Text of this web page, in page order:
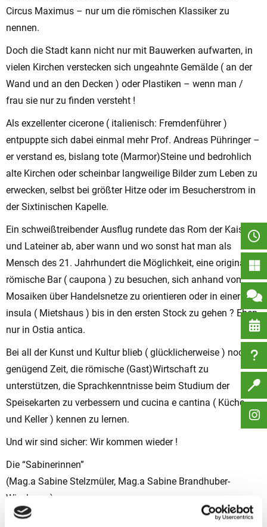
Circus Maximus – nur um die römischen Klassiker zu
nennen.
Doch die Stadt kann nicht nur mit Bauwerken aufwarten, in
vielen Kirchen verstecken sich ungeahnte Gemälde ( an der
Wand und an den Decken ) oder Plastiken – wenn man /
frau sie nur zu finden versteht !
Als exzellenter cicerone ( italienisch: Fremdenführer )
entpuppte sich dabei einmal mehr Prof. Andreas Pühringer –
er verstand es, bislang tote (Marmor)Steine und bedrohlich
alte Kirchen oder scheinbar langweilige Bilder zum Leben zu
erwecken, selbst bei größter Hitze oder im Besucherstrom in
der Sixtinischen Kapelle.
Ein schweißtreibender Ausflug rundete das Rom der Kaiser
und Lateiner ab, aber wann und wo sonst hat man als
Mensch des 21. Jahrhundert die Möglichkeit, eine originale
römische Bar ( caupona ) zu besuchen, sich anhand von
Mosaiken über Handelsnetze zu orientieren oder in einer
insula ( Mietshaus ) bis in den ersten Stock zu gehen ? Eben
nur in Ostia antica.
Bei all der Kunst und Kultur blieb ( glücklicherweise ) noch
genügend Zeit, die römische (Gast)Wirtschaft zu
unterstützen, die Sprachkenntnisse beim Studium der
Speisekarten zu verbessern und cucina e cantina ( Küche
und Keller ) kennen zu lernen.
Und wir sind sicher: Wir kommen wieder !
Die “Sabinerinnen”
(Mag.a Sabine Stelzmüler, Mag.a Sabine Brandhuber-
Wiesbauer)